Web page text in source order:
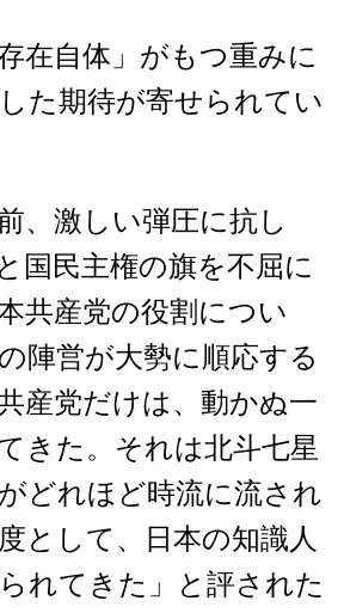
在自体」がもつ重みに
た期待が寄せられてい
、激しい弾圧に抗し
国民主権の旗を不屈に
共産党の役割につい
陣営が大勢に順応する
産党だけは、動かぬ一
きた。それは北斗七星
どれほど時流に流され
として、日本の知識人
れてきた」と評された